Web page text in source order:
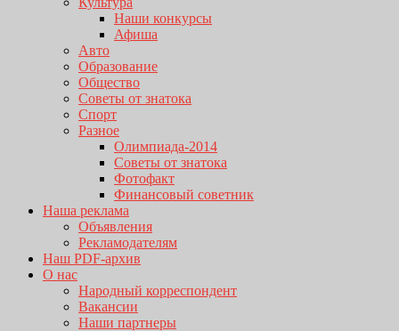
Наши конкурсы
Афиша
Авто
Образование
Общество
Советы от знатока
Спорт
Разное
Олимпиада-2014
Советы от знатока
Фотофакт
Финансовый советник
Наша реклама
Объявления
Рекламодателям
Наш PDF-архив
О нас
Народный корреспондент
Вакансии
Наши партнеры